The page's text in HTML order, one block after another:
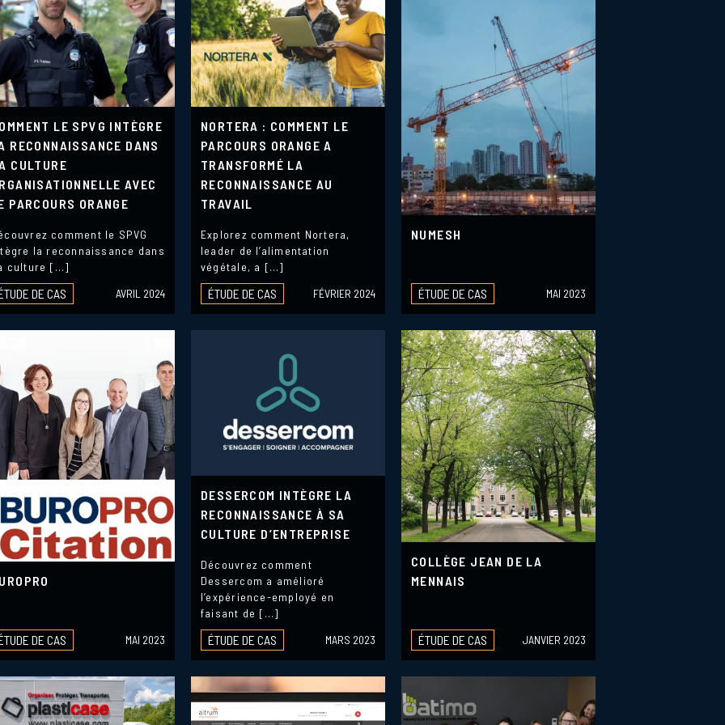
LE SPVG INTÈGRE
RECONNAISSANCE DANS
CULTURE
AVEC
PARCOURS ORANGE
comment le SPVG
la reconnaissance dans
culture […]
DE CAS AVRIL 2024
NORTERA : COMMENT LE
PARCOURS ORANGE A
TRANSFORMÉ LA
RECONNAISSANCE AU
TRAVAIL
Explorez comment Nortera,
leader de l’alimentation
végétale, a […]
ÉTUDE DE CAS FÉVRIER 2024
NUMESH
ÉTUDE DE CAS MAI 2023
DE CAS MAI 2023
DESSERCOM INTÈGRE LA
RECONNAISSANCE À SA
CULTURE D’ENTREPRISE
Découvrez comment
Dessercom a amélioré
l’expérience-employé en
faisant de […]
ÉTUDE DE CAS MARS 2023
COLLÈGE JEAN DE LA
MENNAIS
ÉTUDE DE CAS JANVIER 2023